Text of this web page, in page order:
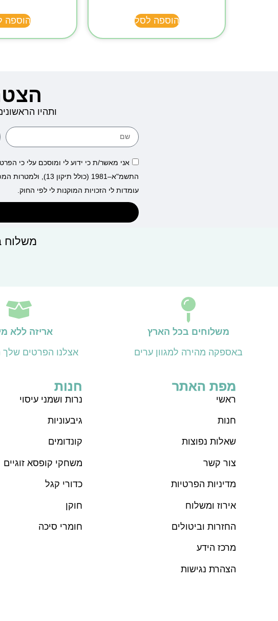
הוספה לסל הוספה
ותהיו
אני מאשר/ת כי ידוע לי ומוסכם עלי כי
התשמ"א–1981
עומדות לי הזכויות המוקנות לי לפי החוק.
משלוח ב
משלוחים בכל הארץ
באספקה מהירה למגוון ערים
אריזה ללא
אצלנו הפרטים שלך
מפת האתר
ראשי
חנות
שאלות נפוצות
צור קשר
מדיניות הפרטיות
אירוז ומשלוח
החזרות וביטולים
מרכז הידע
הצהרת נגישות
חנות
נרות ושמני עיסוי
גיבעוניות
קונדומים
משחקי קופסא זוגיים
כדורי קגל
חוקן
חומרי סיכה